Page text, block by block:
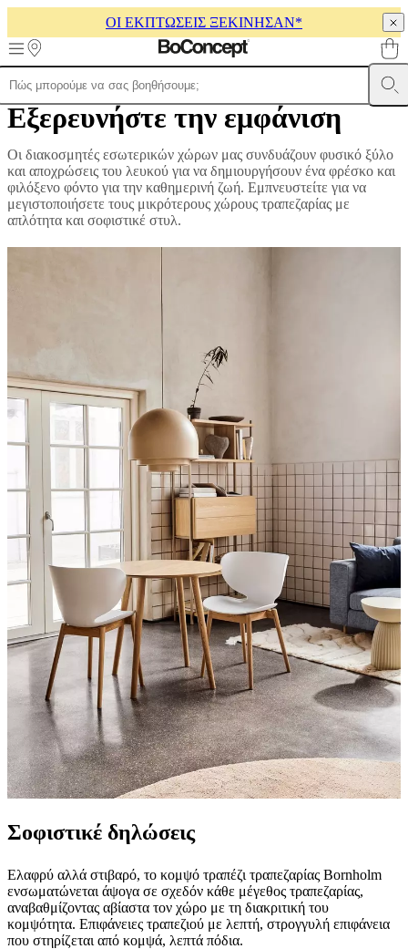
ΟΙ ΕΚΠΤΩΣΕΙΣ ΞΕΚΙΝΗΣΑΝ*
Skip to main content
Προϊόντα Καναπέδες ΚαρέκλεςΤραπέζιαΑποθήκευση Κρεβάτια
χώροιΦωτιστικάΧαλιά Αξεσουάρ ΣυλλογέςΣυλλογές
συλλογέςΣυλλογές
καρεκλώνΠολυθρόνεςBeds
collectionsΣυλλογές
αποθήκευσηςΣυλλογές
αξεσουάρ Συλλογή
Helena
ChristensenΈμπνευσηΕξυπηρέτηση
πελατώνΕπικοινωνία ΠαράδοσηΦροντίδα
Εγχειρίδιο
συναρμολόγησης
Eγγύηση
Νομικό
τμήμα
εσωτερικής
διακόσμησηςΠαραγγείλετε
δωρεάν
δείγματαΕύρεση
καταστήματος
Σχετικά
την
BoConcept
Εταιρική
Η
ιστορίαPress
lounge
Δεξιοτεχνία
ποιότητα
Γνωρίστε
τους
σχεδιαστές
ΕξατομίκευσηΕυκαιρίες
εργασίαςStandards
and
certificationsΔήλωση
προσβασιμότηταςΓίνετε
ProgramProjects Articles
Εξερευνήστε την εμφάνιση
Οι διακοσμητές εσωτερικών χώρων μας συνδυάζουν φυσικό ξύλο
και αποχρώσεις του λευκού για να δημιουργήσουν ένα φρέσκο και
φιλόξενο φόντο για την καθημερινή ζωή. Εμπνευστείτε για να
μεγιστοποιήσετε τους μικρότερους χώρους τραπεζαρίας με
απλότητα και σοφιστικέ στυλ.
Σοφιστικέ δηλώσεις
Ελαφρύ αλλά στιβαρό, το κομψό τραπέζι τραπεζαρίας Bornholm
ενσωματώνεται άψογα σε σχεδόν κάθε μέγεθος τραπεζαρίας,
αναβαθμίζοντας αβίαστα τον χώρο με τη διακριτική του
κομψότητα. Επιφάνειες τραπεζιού με λεπτή, στρογγυλή επιφάνεια
που στηρίζεται από κομψά, λεπτά πόδια.